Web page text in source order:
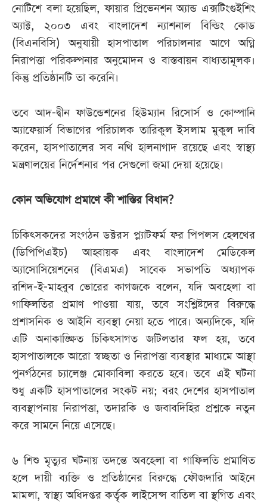
নোটিশে বলা হয়েছিল, ফায়ার প্রিভেনশন অ্যান্ড এক্সটিংগুইশিং
অ্যাক্ট, ২০০৩ এবং বাংলাদেশ ন্যাশনাল বিল্ডিং কোড
(বিএনবিসি) অনুযায়ী হাসপাতাল পরিচালনার আগে অগ্নি
নিরাপত্তা পরিকল্পনার অনুমোদন ও বাস্তবায়ন বাধ্যতামূলক।
কিন্তু প্রতিষ্ঠানটি তা করেনি।
তবে আদ-দ্বীন ফাউন্ডেশনের হিউম্যান রিসোর্স ও কোম্পানি
অ্যাফেয়ার্স বিভাগের পরিচালক তারিকুল ইসলাম মুকুল দাবি
করেন, হাসপাতালের সব নথি হালনাগাদ রয়েছে এবং স্বাস্থ্য
মন্ত্রণালয়ের নির্দেশনার পর সেগুলো জমা দেয়া হয়েছে।
কোন অভিযোগ প্রমাণে কী শাস্তির বিধান?
চিকিৎসকদের সংগঠন ডক্টরস প্ল্যাটফর্ম ফর পিপলস হেলথের
(ডিপিপিএইচ) আহ্বায়ক এবং বাংলাদেশ মেডিকেল
অ্যাসোসিয়েশনের (বিএমএ) সাবেক সভাপতি অধ্যাপক
রশিদ-ই-মাহবুব ভোরের কাগজকে বলেন, যদি অবহেলা বা
গাফিলতির প্রমাণ পাওয়া যায়, তবে সংশ্লিষ্টদের বিরুদ্ধে
প্রশাসনিক ও আইনি ব্যবস্থা নেয়া হতে পারে। অন্যদিকে, যদি
এটি অনাকাঙ্ক্ষিত চিকিৎসাগত জটিলতার ফল হয়, তবে
হাসপাতালকে আরো স্বচ্ছতা ও নিরাপত্তা ব্যবস্থার মাধ্যমে আস্থা
পুনর্গঠনের চ্যালেঞ্জ মোকাবিলা করতে হবে। তবে এই ঘটনা
শুধু একটি হাসপাতালের সংকট নয়; বরং দেশের হাসপাতাল
ব্যবস্থাপনায় নিরাপত্তা, তদারকি ও জবাবদিহির প্রশ্নকে নতুন
করে সামনে নিয়ে এসেছে।
৬ শিশু মৃত্যুর ঘটনায় তদন্তে অবহেলা বা গাফিলতি প্রমাণিত
হলে দায়ী ব্যক্তি ও প্রতিষ্ঠানের বিরুদ্ধে ফৌজদারি আইনে
মামলা, স্বাস্থ্য অধিদপ্তর কর্তৃক লাইসেন্স বাতিল বা স্থগিত এবং